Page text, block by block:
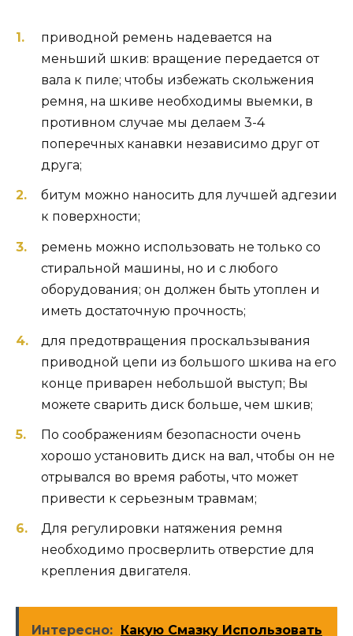
приводной ремень надевается на
меньший шкив: вращение передается от
вала к пиле; чтобы избежать скольжения
ремня, на шкиве необходимы выемки, в
противном случае мы делаем 3-4
поперечных канавки независимо друг от
друга;
битум можно наносить для лучшей адгезии
к поверхности;
ремень можно использовать не только со
стиральной машины, но и с любого
оборудования; он должен быть утоплен и
иметь достаточную прочность;
для предотвращения проскальзывания
приводной цепи из большого шкива на его
конце приварен небольшой выступ; Вы
можете сварить диск больше, чем шкив;
По соображениям безопасности очень
хорошо установить диск на вал, чтобы он не
отрывался во время работы, что может
привести к серьезным травмам;
Для регулировки натяжения ремня
необходимо просверлить отверстие для
крепления двигателя.
Интересно:
Какую Смазку Использовать